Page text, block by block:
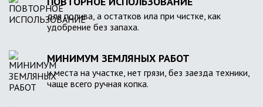
для полива, а остатков ила при чистке, как
удобрение без запаха.
МИНИМУМ ЗЕМЛЯНЫХ РАБОТ
и места на участке, нет грязи, без заезда техники,
чаще всего ручная копка.